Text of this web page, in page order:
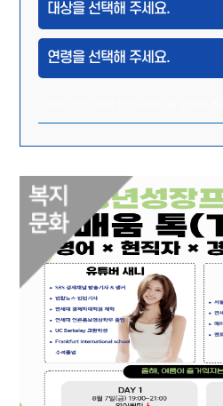
대상을 선택해 주세요.
연령을 선택해 주세요.